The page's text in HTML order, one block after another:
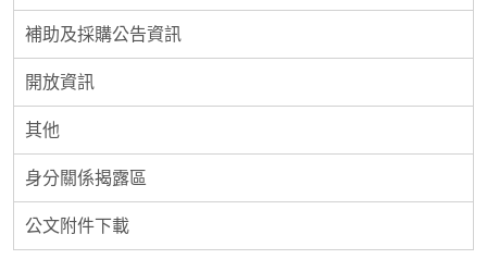
補助及採購公告資訊
開放資訊
其他
身分關係揭露區
公文附件下載